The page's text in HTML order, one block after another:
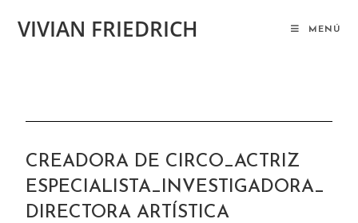
VIVIAN FRIEDRICH MENÚ
CREADORA DE CIRCO_ACTRIZ
ESPECIALISTA_INVESTIGADORA_
DIRECTORA ARTÍSTICA